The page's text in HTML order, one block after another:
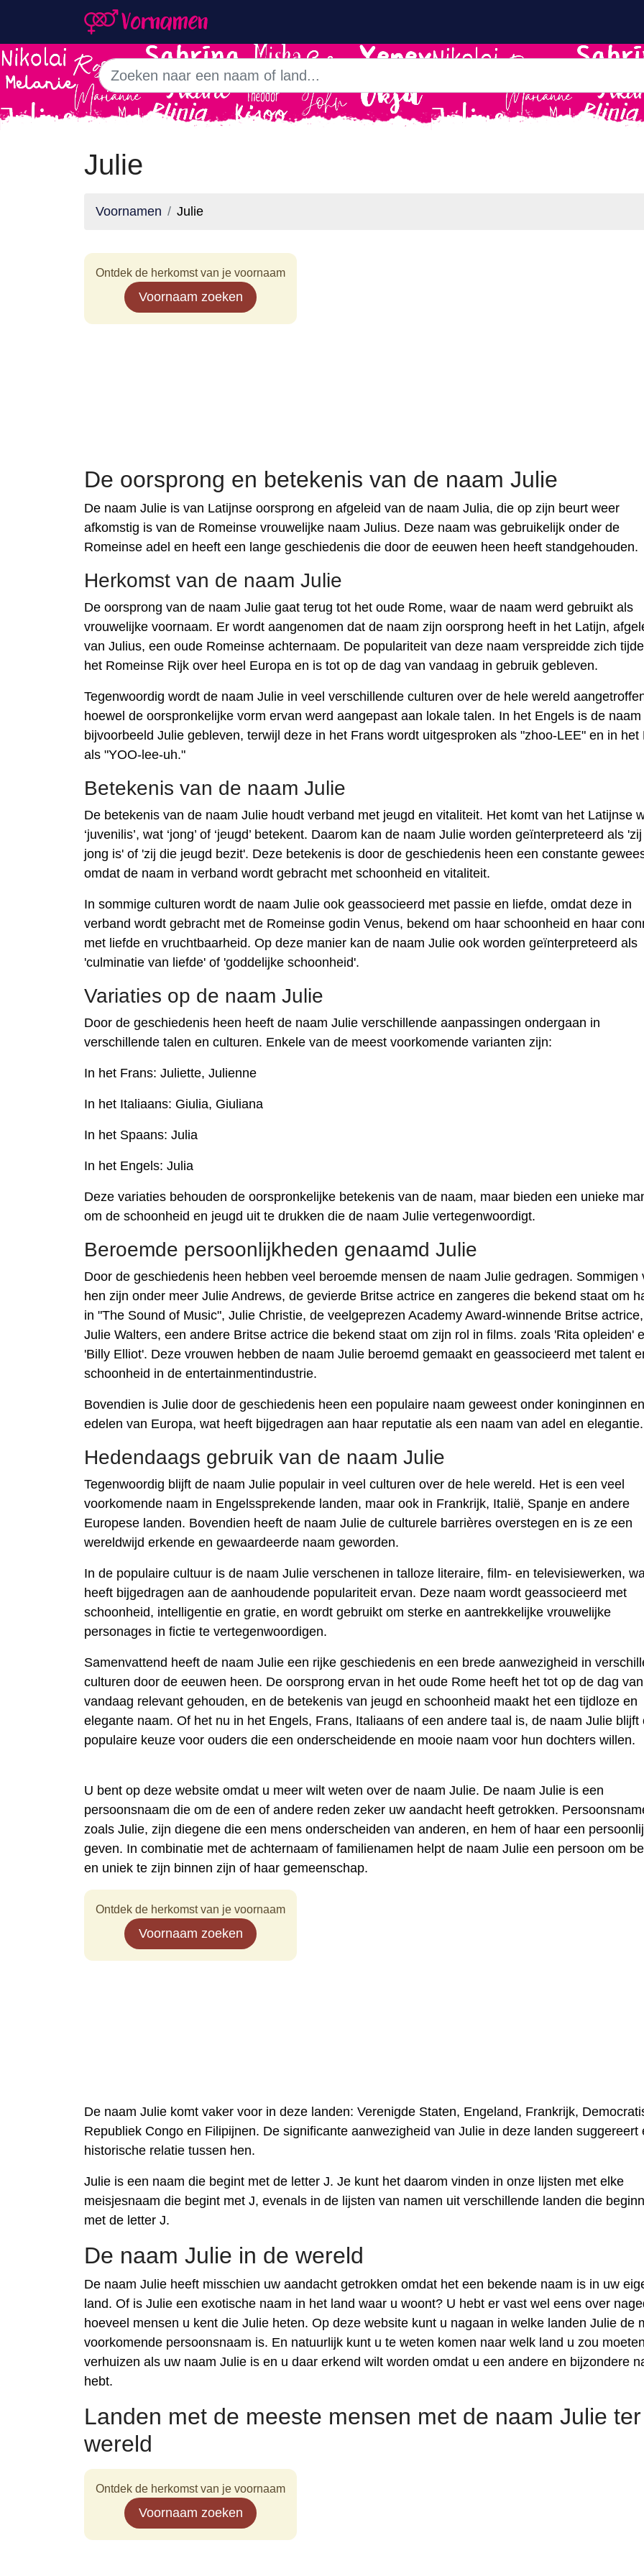
Julie
Voornamen Julie
Ontdek de herkomst van je voornaam
Voornaam zoeken
De oorsprong en betekenis van de naam Julie
De naam Julie is van Latijnse oorsprong en afgeleid van de naam Julia, die op zijn beurt weer
afkomstig is van de Romeinse vrouwelijke naam Julius. Deze naam was gebruikelijk onder de
Romeinse adel en heeft een lange geschiedenis die door de eeuwen heen heeft standgehouden.
Herkomst van de naam Julie
De oorsprong van de naam Julie gaat terug tot het oude Rome, waar de naam werd gebruikt als
vrouwelijke voornaam. Er wordt aangenomen dat de naam zijn oorsprong heeft in het Latijn,
van Julius, een oude Romeinse achternaam. De populariteit van deze naam verspreidde zich
het Romeinse Rijk over heel Europa en is tot op de dag van vandaag in gebruik gebleven.
Tegenwoordig wordt de naam Julie in veel verschillende culturen over de hele wereld
hoewel de oorspronkelijke vorm ervan werd aangepast aan lokale talen. In het Engels is de naam
bijvoorbeeld Julie gebleven, terwijl deze in het Frans wordt uitgesproken als "zhoo-LEE" en in het
als "YOO-lee-uh."
Betekenis van de naam Julie
De betekenis van de naam Julie houdt verband met jeugd en vitaliteit. Het komt van het Latijnse
‘juvenilis’, wat ‘jong’ of ‘jeugd’ betekent. Daarom kan de naam Julie worden geïnterpreteerd als
jong is' of 'zij die jeugd bezit'. Deze betekenis is door de geschiedenis heen een constante
omdat de naam in verband wordt gebracht met schoonheid en vitaliteit.
In sommige culturen wordt de naam Julie ook geassocieerd met passie en liefde, omdat deze in
verband wordt gebracht met de Romeinse godin Venus, bekend om haar schoonheid en haar
met liefde en vruchtbaarheid. Op deze manier kan de naam Julie ook worden geïnterpreteerd als
'culminatie van liefde' of 'goddelijke schoonheid'.
Variaties op de naam Julie
Door de geschiedenis heen heeft de naam Julie verschillende aanpassingen ondergaan in
verschillende talen en culturen. Enkele van de meest voorkomende varianten zijn:
In het Frans: Juliette, Julienne
In het Italiaans: Giulia, Giuliana
In het Spaans: Julia
In het Engels: Julia
Deze variaties behouden de oorspronkelijke betekenis van de naam, maar bieden een unieke
om de schoonheid en jeugd uit te drukken die de naam Julie vertegenwoordigt.
Beroemde persoonlijkheden genaamd Julie
Door de geschiedenis heen hebben veel beroemde mensen de naam Julie gedragen. Sommigen
hen zijn onder meer Julie Andrews, de gevierde Britse actrice en zangeres die bekend staat om
in "The Sound of Music", Julie Christie, de veelgeprezen Academy Award-winnende Britse
Julie Walters, een andere Britse actrice die bekend staat om zijn rol in films. zoals 'Rita opleiden'
'Billy Elliot'. Deze vrouwen hebben de naam Julie beroemd gemaakt en geassocieerd met talent
schoonheid in de entertainmentindustrie.
Bovendien is Julie door de geschiedenis heen een populaire naam geweest onder koninginnen en
edelen van Europa, wat heeft bijgedragen aan haar reputatie als een naam van adel en elegantie.
Hedendaags gebruik van de naam Julie
Tegenwoordig blijft de naam Julie populair in veel culturen over de hele wereld. Het is een veel
voorkomende naam in Engelssprekende landen, maar ook in Frankrijk, Italië, Spanje en andere
Europese landen. Bovendien heeft de naam Julie de culturele barrières overstegen en is ze een
wereldwijd erkende en gewaardeerde naam geworden.
In de populaire cultuur is de naam Julie verschenen in talloze literaire, film- en televisiewerken,
heeft bijgedragen aan de aanhoudende populariteit ervan. Deze naam wordt geassocieerd met
schoonheid, intelligentie en gratie, en wordt gebruikt om sterke en aantrekkelijke vrouwelijke
personages in fictie te vertegenwoordigen.
Samenvattend heeft de naam Julie een rijke geschiedenis en een brede aanwezigheid in
culturen door de eeuwen heen. De oorsprong ervan in het oude Rome heeft het tot op de dag van
vandaag relevant gehouden, en de betekenis van jeugd en schoonheid maakt het een tijdloze en
elegante naam. Of het nu in het Engels, Frans, Italiaans of een andere taal is, de naam Julie blijft
populaire keuze voor ouders die een onderscheidende en mooie naam voor hun dochters willen.
U bent op deze website omdat u meer wilt weten over de naam Julie. De naam Julie is een
persoonsnaam die om de een of andere reden zeker uw aandacht heeft getrokken.
zoals Julie, zijn diegene die een mens onderscheiden van anderen, en hem of haar een
geven. In combinatie met de achternaam of familienamen helpt de naam Julie een persoon om
en uniek te zijn binnen zijn of haar gemeenschap.
Ontdek de herkomst van je voornaam
Voornaam zoeken
De naam Julie komt vaker voor in deze landen: Verenigde Staten, Engeland, Frankrijk,
Republiek Congo en Filipijnen. De significante aanwezigheid van Julie in deze landen suggereert
historische relatie tussen hen.
Julie is een naam die begint met de letter J. Je kunt het daarom vinden in onze lijsten met elke
meisjesnaam die begint met J, evenals in de lijsten van namen uit verschillende landen die
met de letter J.
De naam Julie in de wereld
De naam Julie heeft misschien uw aandacht getrokken omdat het een bekende naam is in uw
land. Of is Julie een exotische naam in het land waar u woont? U hebt er vast wel eens over
hoeveel mensen u kent die Julie heten. Op deze website kunt u nagaan in welke landen Julie de
voorkomende persoonsnaam is. En natuurlijk kunt u te weten komen naar welk land u zou moeten
verhuizen als uw naam Julie is en u daar erkend wilt worden omdat u een andere en bijzondere
hebt.
Landen met de meeste mensen met de naam Julie ter
wereld
Ontdek de herkomst van je voornaam
Voornaam zoeken